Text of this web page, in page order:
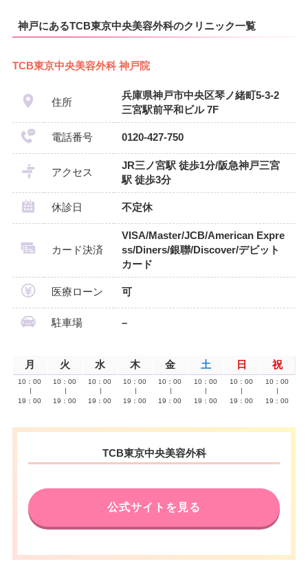
神戸にあるTCB東京中央美容外科のクリニック一覧
TCB東京中央美容外科 神戸院
住所
兵庫県神戸市中央区琴ノ緒町5-3-2
三宮駅前平和ビル 7F
電話番号 0120-427-750
アクセス
JR三ノ宮駅 徒歩1分/阪急神戸三宮
駅 徒歩3分
休診日 不定休
カード決済
VISA/Master/JCB/American Expre
ss/Diners/銀聯/Discover/デビット
カード
医療ローン 可
駐車場 –
月 火 水 木 金 土 日 祝
10：00
19：00
10：00
19：00
10：00
19：00
10：00
19：00
10：00
19：00
10：00
19：00
10：00
19：00
10：00
19：00
TCB東京中央美容外科
公式サイトを見る